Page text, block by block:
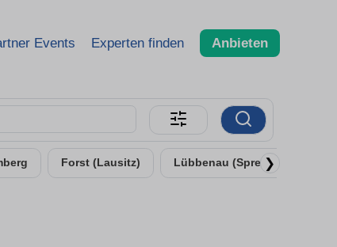
Events Experten finden Anbieten
Forst (Lausitz) Lübbenau (Spreewald)
❯